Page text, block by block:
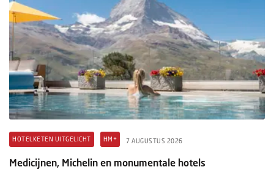
HOTELKETEN UITGELICHT HM+ 7 AUGUSTUS 2026
Medicijnen, Michelin en monumentale hotels